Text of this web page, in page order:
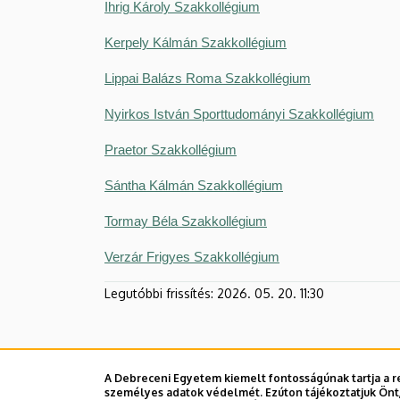
Ihrig Károly Szakkollégium
Kerpely Kálmán Szakkollégium
Lippai Balázs Roma Szakkollégium
Nyirkos István Sporttudományi Szakkollégium
Praetor Szakkollégium
Sántha Kálmán Szakkollégium
Tormay Béla Szakkollégium
Verzár Frigyes Szakkollégium
Legutóbbi frissítés: 2026. 05. 20. 11:30
A Debreceni Egyetem kiemelt fontosságúnak tartja
személyes adatok védelmét. Ezúton tájékoztatjuk